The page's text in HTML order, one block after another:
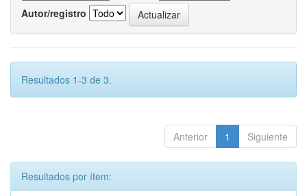
Autor/registro
Resultados 1-3 de 3.
Anterior 1 Siguiente
Resultados por ítem: